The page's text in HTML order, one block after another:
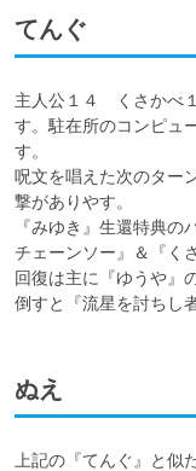
てんぐ
主人公１４　くさかべ
す。駐在所のコンピュ
す。
呪文を唱えた次のター
撃がありやす。
『みゆき』生還特典
チェーンソー』＆『く
回復は主に『ゆうや』
倒すと『流星を討ちし
ぬえ
上記の『てんぐ』と似